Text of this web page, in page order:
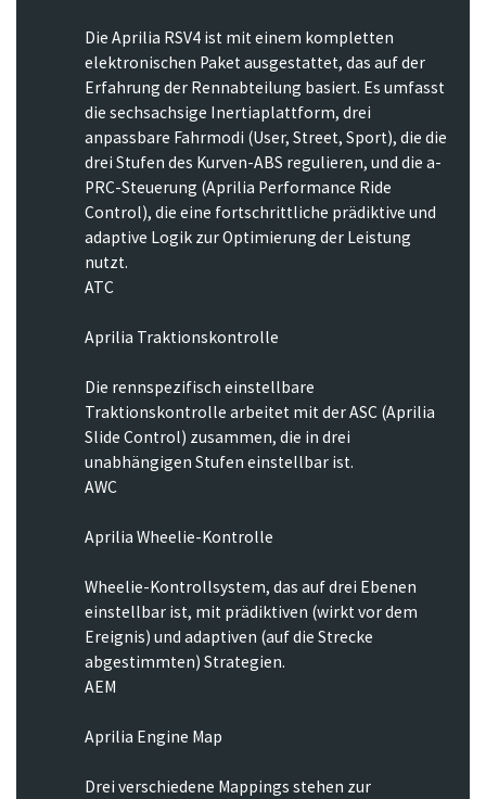
Die Aprilia RSV4 ist mit einem kompletten
elektronischen Paket ausgestattet, das auf der
Erfahrung der Rennabteilung basiert. Es umfasst
die sechsachsige Inertiaplattform, drei
anpassbare Fahrmodi (User, Street, Sport), die die
drei Stufen des Kurven-ABS regulieren, und die a-
PRC-Steuerung (Aprilia Performance Ride
Control), die eine fortschrittliche prädiktive und
adaptive Logik zur Optimierung der Leistung
nutzt.
ATC
Aprilia Traktionskontrolle
Die rennspezifisch einstellbare
Traktionskontrolle arbeitet mit der ASC (Aprilia
Slide Control) zusammen, die in drei
unabhängigen Stufen einstellbar ist.
AWC
Aprilia Wheelie-Kontrolle
Wheelie-Kontrollsystem, das auf drei Ebenen
einstellbar ist, mit prädiktiven (wirkt vor dem
Ereignis) und adaptiven (auf die Strecke
abgestimmten) Strategien.
AEM
Aprilia Engine Map
Drei verschiedene Mappings stehen zur